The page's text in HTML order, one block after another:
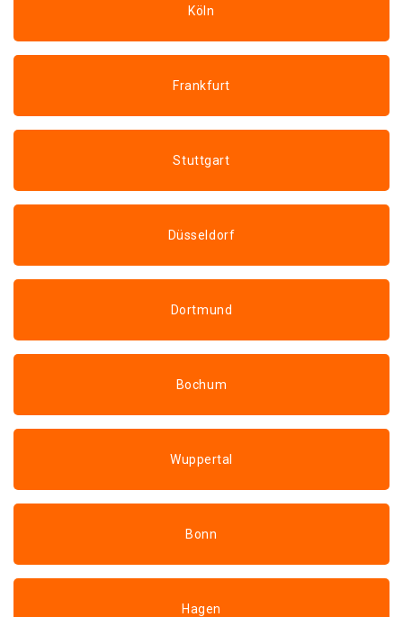
Köln
Frankfurt
Stuttgart
Düsseldorf
Dortmund
Bochum
Wuppertal
Bonn
Hagen